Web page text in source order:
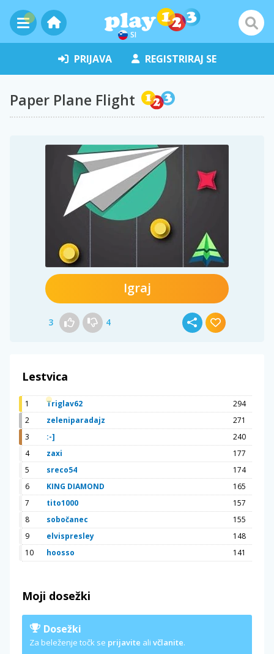
SI
PRIJAVA REGISTRIRAJ SE
Paper Plane Flight
Igraj
3 4
Lestvica
1 Triglav62
294
2
zeleniparadajz
271
3
:-]
240
4
zaxi
177
5
sreco54
174
6
KING DIAMOND
165
7
tito1000
157
8
sobočanec
155
9
elvispresley
148
10
hoosso 141
Moji dosežki
Dosežki
Za beleženje točk se prijavite ali včlanite.